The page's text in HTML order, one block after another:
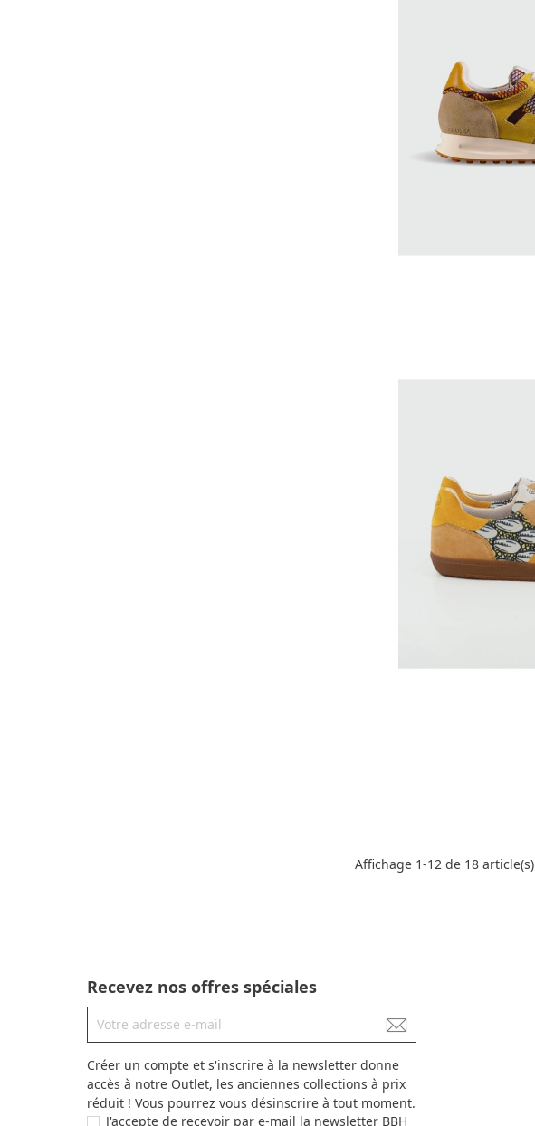
Affichage 1-12 de 18 article(s)
Recevez nos offres spéciales
Créer un compte et s'inscrire à la newsletter donne
accès à notre Outlet, les anciennes collections à prix
réduit ! Vous pourrez vous désinscrire à tout moment.
J'accepte de recevoir par e-mail la newsletter BBH